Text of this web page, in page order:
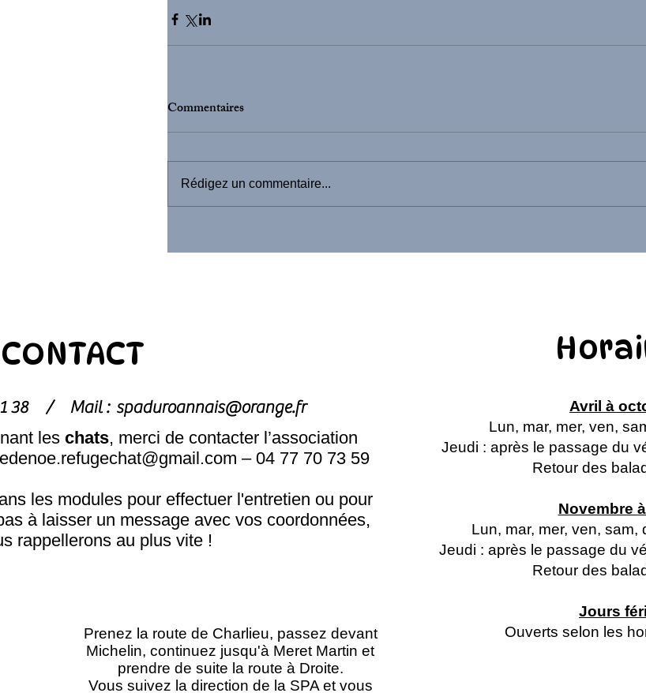
Commentaires
Rédigez un commentaire...
CONTACT
81 38 / Mail : spaduroannais@orange.fr
les chats, merci de contacter l’association
– 04 77 70 73 59
les modules pour effectuer l'entretien ou pour
à laisser un message avec vos coordonnées,
rappellerons au plus vite !
Prenez la route de Charlieu, passez devant
Michelin, continuez jusqu'à Meret Martin et
prendre de suite la route à Droite.
Vous suivez la direction de la SPA et vous
Avril à
Lun, mar, mer, ven,
Jeudi : après le passage du
Retour des
Novembre
Lun, mar, mer, ven, sam,
Jeudi : après le passage du
Retour des
Jours
Ouverts selon les